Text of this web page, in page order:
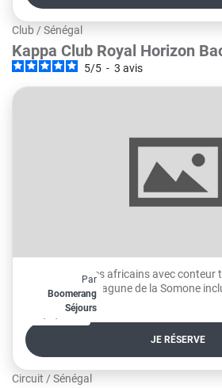
Club /Sénégal
Kappa Club Royal Horizon
5/5 - 3 avis
À partir de
848€
par personne
Par
Boomerang
Séjours
- 1 soirée contes africains avec conteur
balade dans la lagune de la Somone
l'habitant inclus
JE RÉSERVE
Circuit /Sénégal